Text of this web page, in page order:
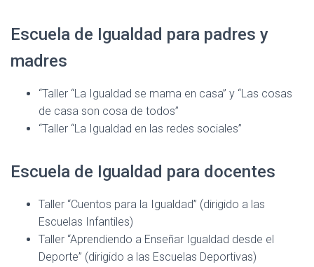
Escuela de Igualdad para padres y
madres
“Taller “La Igualdad se mama en casa” y “Las cosas
de casa son cosa de todos”
“Taller “La Igualdad en las redes sociales”
Escuela de Igualdad para docentes
Taller “Cuentos para la Igualdad” (dirigido a las
Escuelas Infantiles)
Taller “Aprendiendo a Enseñar Igualdad desde el
Deporte” (dirigido a las Escuelas Deportivas)